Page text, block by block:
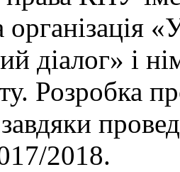
діалог» і
Розробка
2018.